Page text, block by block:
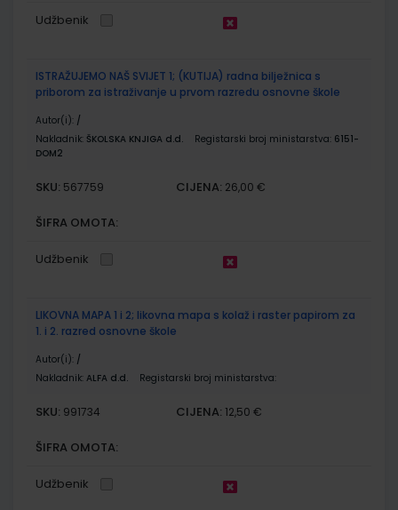
Udžbenik
ISTRAŽUJEMO NAŠ SVIJET 1; (KUTIJA) radna bilježnica s
priborom za istraživanje u prvom razredu osnovne škole
Autor(i): /
Nakladnik: ŠKOLSKA KNJIGA d.d. Registarski broj ministarstva: 6151-
DOM2
SKU: 567759 CIJENA: 26,00 €
ŠIFRA OMOTA:
Udžbenik
LIKOVNA MAPA 1 i 2; likovna mapa s kolaž i raster papirom za
1. i 2. razred osnovne škole
Autor(i): /
Nakladnik: ALFA d.d. Registarski broj ministarstva:
SKU: 991734 CIJENA: 12,50 €
ŠIFRA OMOTA:
Udžbenik